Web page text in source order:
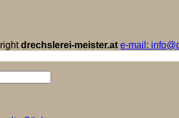
drechslerei-meister.at e-mail: